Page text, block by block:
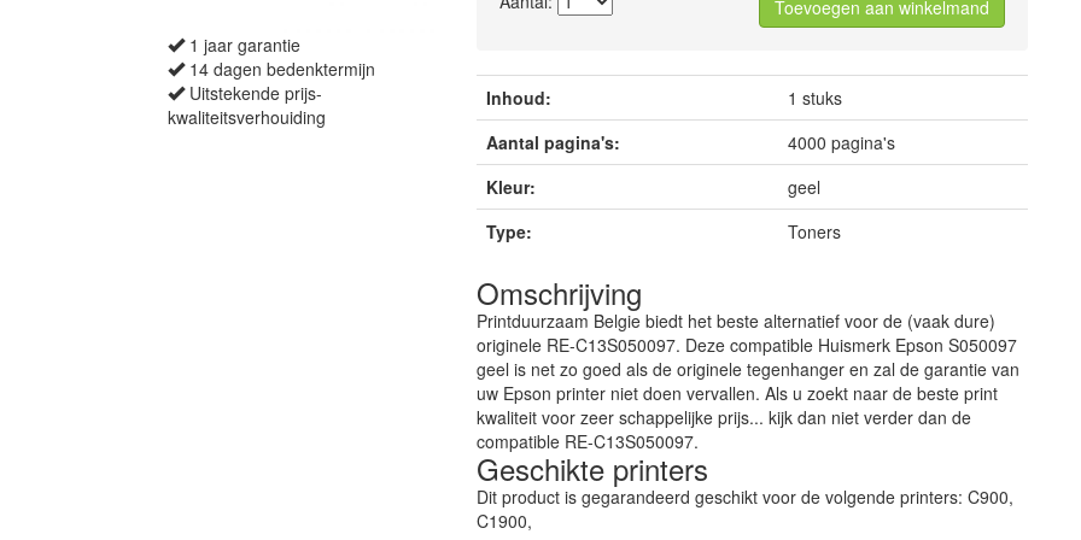
1 jaar garantie
14 dagen bedenktermijn
Uitstekende prijs-
kwaliteitsverhouiding
Toevoegen aan winkelmand
Inhoud:
1 stuks
Aantal pagina's:
4000 pagina's
Kleur:
geel
Type:
Toners
Omschrijving
Printduurzaam Belgie biedt het beste alternatief voor de (vaak dure)
originele RE-C13S050097. Deze compatible Huismerk Epson S050097
geel is net zo goed als de originele tegenhanger en zal de garantie van
uw Epson printer niet doen vervallen. Als u zoekt naar de beste print
kwaliteit voor zeer schappelijke prijs... kijk dan niet verder dan de
compatible RE-C13S050097.
Geschikte printers
Dit product is gegarandeerd geschikt voor de volgende printers: C900,
C1900,